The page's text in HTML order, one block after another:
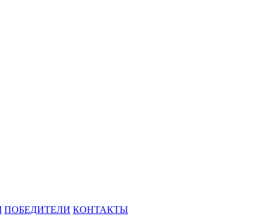
ПОБЕДИТЕЛИ КОНТАКТЫ